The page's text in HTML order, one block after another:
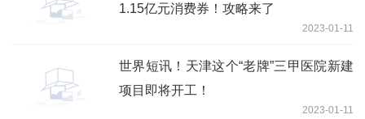
1.15亿元消费券！攻略来了
2023-01-11
世界短讯！天津这个“老牌”三甲医院新建
项目即将开工！
2023-01-11